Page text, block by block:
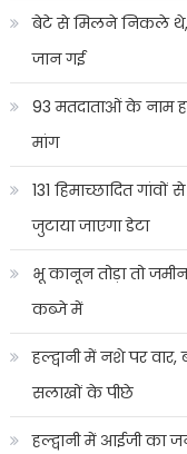
बेटे से मिलने निकले थे,
जान गई
93 मतदाताओं के नाम
मांग
131 हिमाच्छादित
जुटाया जाएगा डेटा
भू कानून तोड़ा तो
कब्जे में
हल्द्वानी में नशे पर
सलाखों के पीछे
हल्द्वानी में आईजी का